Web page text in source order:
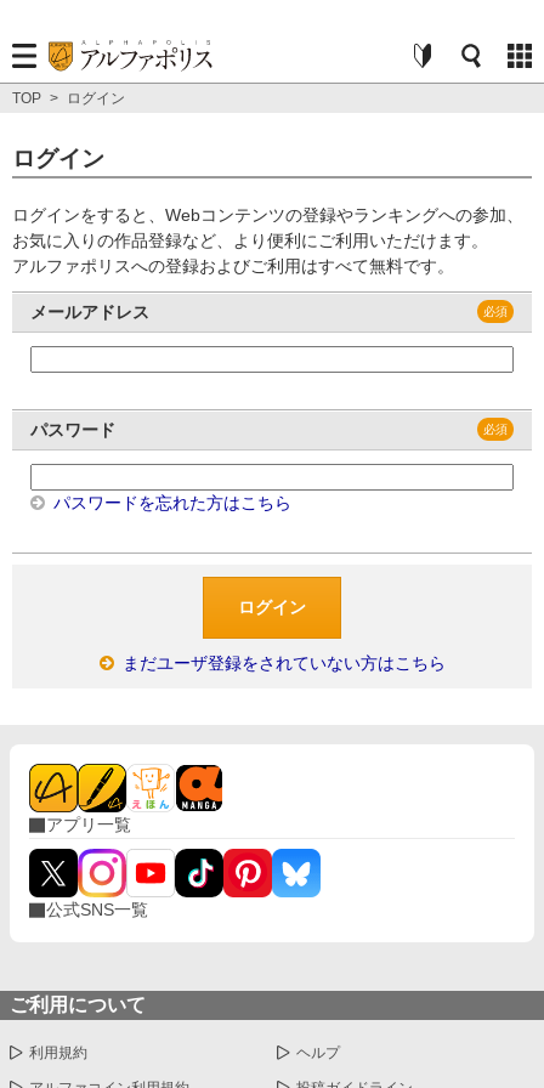
TOP > ログイン
ログイン
ログインをすると、Webコンテンツの登録やランキングへの参加、
お気に入りの作品登録など、より便利にご利用いただけます。
アルファポリスへの登録およびご利用はすべて無料です。
メールアドレス
パスワード
パスワードを忘れた方はこちら
まだユーザ登録をされていない方はこちら
アプリ一覧
公式SNS一覧
ご利用について
利用規約 ヘルプ